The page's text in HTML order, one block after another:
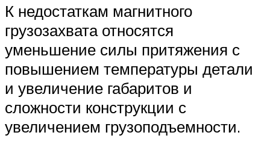
К недостаткам магнитного
грузозахвата относятся
уменьшение силы притяжения с
повышением температуры детали
и увеличение габаритов и
сложности конструкции с
увеличением грузоподъемности.